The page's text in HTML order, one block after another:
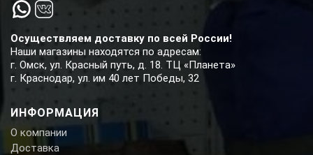
Осуществляем доставку по всей России!
Наши магазины находятся по адресам:
г. Омск, ул. Красный путь, д. 18. ТЦ «Планета»
г. Краснодар, ул. им 40 лет Победы, 32
ИНФОРМАЦИЯ
О компании
Доставка